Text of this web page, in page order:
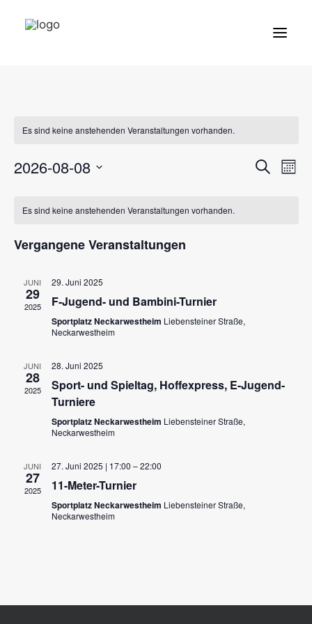
Abteilungen
Ansprechpartner
Es sind keine anstehenden Veranstaltungen vorhanden.
Suche
2026-08-08
wählen.
Veranstaltungen
Es sind keine anstehenden Veranstaltungen vorhanden.
Vergangene Veranstaltungen
JUNI
29
2025
29. Juni 2025
F-Jugend- und Bambini-Turnier
Sportplatz Neckarwestheim Liebensteiner Straße,
Neckarwestheim
JUNI
28
2025
28. Juni 2025
Sport- und Spieltag, Hoffexpress, E-Jugend-
Turniere
Sportplatz Neckarwestheim Liebensteiner Straße,
Neckarwestheim
JUNI
27
2025
27. Juni 2025 | 17:00 –22:00
11-Meter-Turnier
Sportplatz Neckarwestheim Liebensteiner Straße,
Neckarwestheim